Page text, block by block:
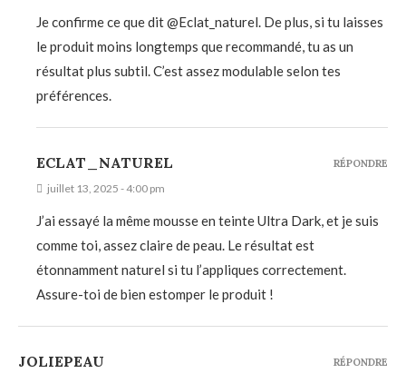
Je confirme ce que dit @Eclat_naturel. De plus, si tu laisses
le produit moins longtemps que recommandé, tu as un
résultat plus subtil. C’est assez modulable selon tes
préférences.
ECLAT_NATUREL
juillet 13, 2025 - 4:00 pm
J’ai essayé la même mousse en teinte Ultra Dark, et je suis
comme toi, assez claire de peau. Le résultat est
étonnamment naturel si tu l’appliques correctement.
Assure-toi de bien estomper le produit !
RÉPONDRE
JOLIEPEAU RÉPONDRE